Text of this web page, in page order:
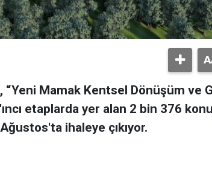
Mamak Kentsel Dönüşüm ve
etaplarda yer alan 2 bin 376
ihaleye çıkıyor.